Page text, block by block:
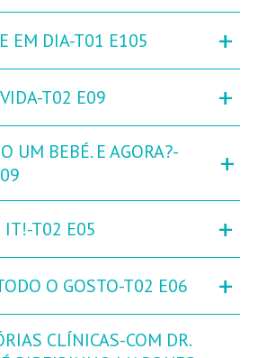
EM DIA-T01 E105 +
T02 E09 +
UM BEBÉ. E AGORA?-
+
IT!-T02 E05 +
O GOSTO-T02 E06 +
CLÍNICAS-COM DR.